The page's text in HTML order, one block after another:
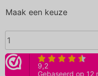
Maak een keuze